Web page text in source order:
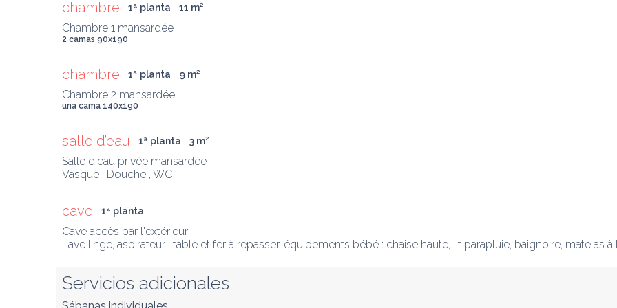
chambre 1ª planta 11 m²
2 camas 90x190
chambre 1ª planta 9 m²
una cama 140x190
salle d’eau 1ª planta 3 m²
Salle d'eau privée mansardée
Vasque , Douche , WC
cave 1ª planta
Cave accès par l'extérieur
Lave linge, aspirateur , table et fer à repasser, équipements bébé : chaise haute, lit parapluie, baignoire, matelas à
Servicios adicionales